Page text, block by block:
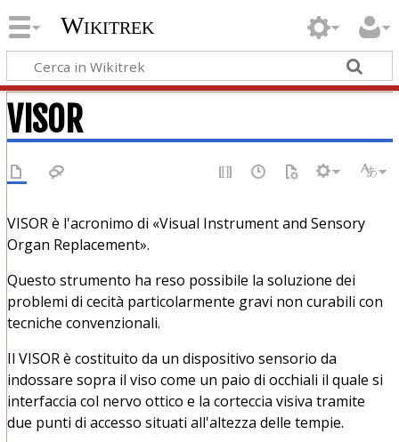
Wikitrek
VISOR
VISOR è l'acronimo di «Visual Instrument and Sensory
Organ Replacement».
Questo strumento ha reso possibile la soluzione dei
problemi di cecità particolarmente gravi non curabili con
tecniche convenzionali.
Il VISOR è costituito da un dispositivo sensorio da
indossare sopra il viso come un paio di occhiali il quale si
interfaccia col nervo ottico e la corteccia visiva tramite
due punti di accesso situati all'altezza delle tempie.